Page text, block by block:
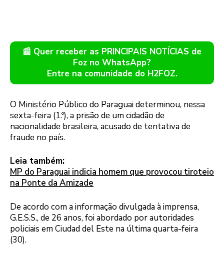
📰 Quer receber as PRINCIPAIS NOTÍCIAS de
Foz no WhatsApp?
Entre na comunidade do H2FOZ.
O Ministério Público do Paraguai determinou, nessa
sexta-feira (1.º), a prisão de um cidadão de
nacionalidade brasileira, acusado de tentativa de
fraude no país.
Leia também:
MP do Paraguai indicia homem que provocou tiroteio
na Ponte da Amizade
De acordo com a informação divulgada à imprensa,
G.E.S.S., de 26 anos, foi abordado por autoridades
policiais em Ciudad del Este na última quarta-feira
(30).